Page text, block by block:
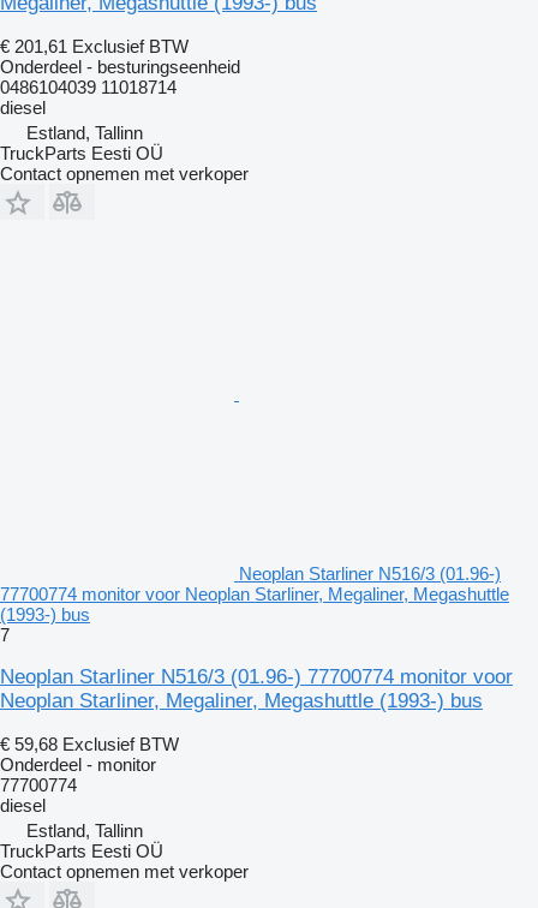
€ 201,61 Exclusief BTW
Onderdeel - besturingseenheid
0486104039 11018714
diesel
Estland, Tallinn
TruckParts Eesti OÜ
Contact opnemen met verkoper
Neoplan Starliner N516/3 (01.96-)
77700774 monitor voor Neoplan Starliner, Megaliner, Megashuttle
(1993-) bus
7
Neoplan Starliner N516/3 (01.96-) 77700774 monitor voor
Neoplan Starliner, Megaliner, Megashuttle (1993-) bus
€ 59,68 Exclusief BTW
Onderdeel - monitor
77700774
diesel
Estland, Tallinn
TruckParts Eesti OÜ
Contact opnemen met verkoper